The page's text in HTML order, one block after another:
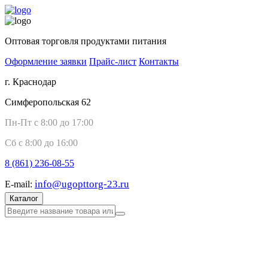
Оптовая торговля продуктами питания
Оформление заявки Прайс-лист Контакты
г. Краснодар
Симферопольская 62
Пн-Пт с 8:00 до 17:00
Сб с 8:00 до 16:00
8 (861) 236-08-55
E-mail: info@ugopttorg-23.ru
Каталог